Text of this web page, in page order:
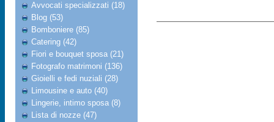
Avvocati specializzati (18)
Blog (53)
Bomboniere (85)
Catering (42)
Fiori e bouquet sposa (21)
Fotografo matrimoni (136)
Gioielli e fedi nuziali (28)
Limousine e auto (40)
Lingerie, intimo sposa (8)
Lista di nozze (47)